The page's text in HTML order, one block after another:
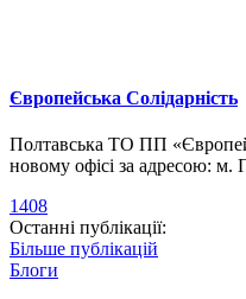
Європейська Солідарність
Полтавська ТО ПП
новому офісі за адресою:
1408
Останні публікації:
Більше публікацій
Блоги